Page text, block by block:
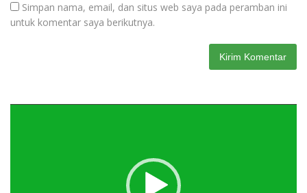
Simpan nama, email, dan situs web saya pada peramban ini
untuk komentar saya berikutnya.